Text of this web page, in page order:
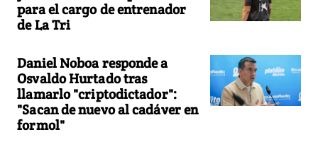
para el cargo de entrenador
de La Tri
Daniel Noboa responde a
Osvaldo Hurtado tras
llamarlo "criptodictador":
"Sacan de nuevo al cadáver en
formol"